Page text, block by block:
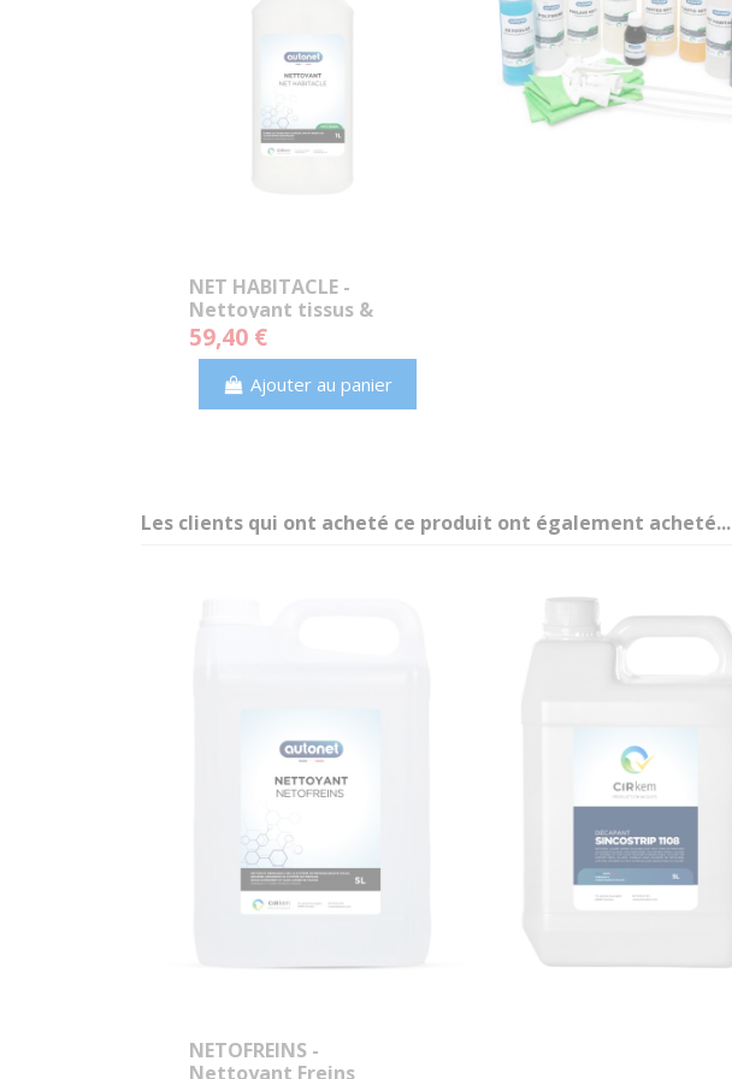
NET HABITACLE -
Nettoyant tissus &
moquettes prêt à
l’emploi (AUTONET)
59,40 €
Ajouter au panier
Les clients qui ont acheté ce produit ont également acheté...
NETOFREINS -
Nettoyant Freins